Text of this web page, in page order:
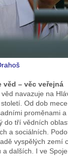
věd – věc veřejná
navazuje na
Od dob
proměnami
do tří vědních
a sociálních.
vyspělých zemí
a dalších. I ve